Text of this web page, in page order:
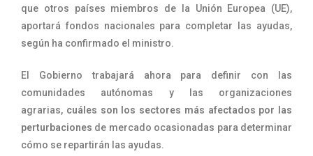
que otros países miembros de la Unión Europea (UE),
aportará fondos nacionales para completar las ayudas,
según ha confirmado el ministro.
El Gobierno trabajará ahora para definir con las
comunidades autónomas y las organizaciones
agrarias, cuáles son los sectores más afectados por las
perturbaciones de mercado ocasionadas para determinar
cómo se repartirán las ayudas.